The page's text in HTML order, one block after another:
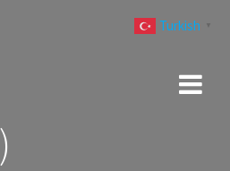
Turkish ▼